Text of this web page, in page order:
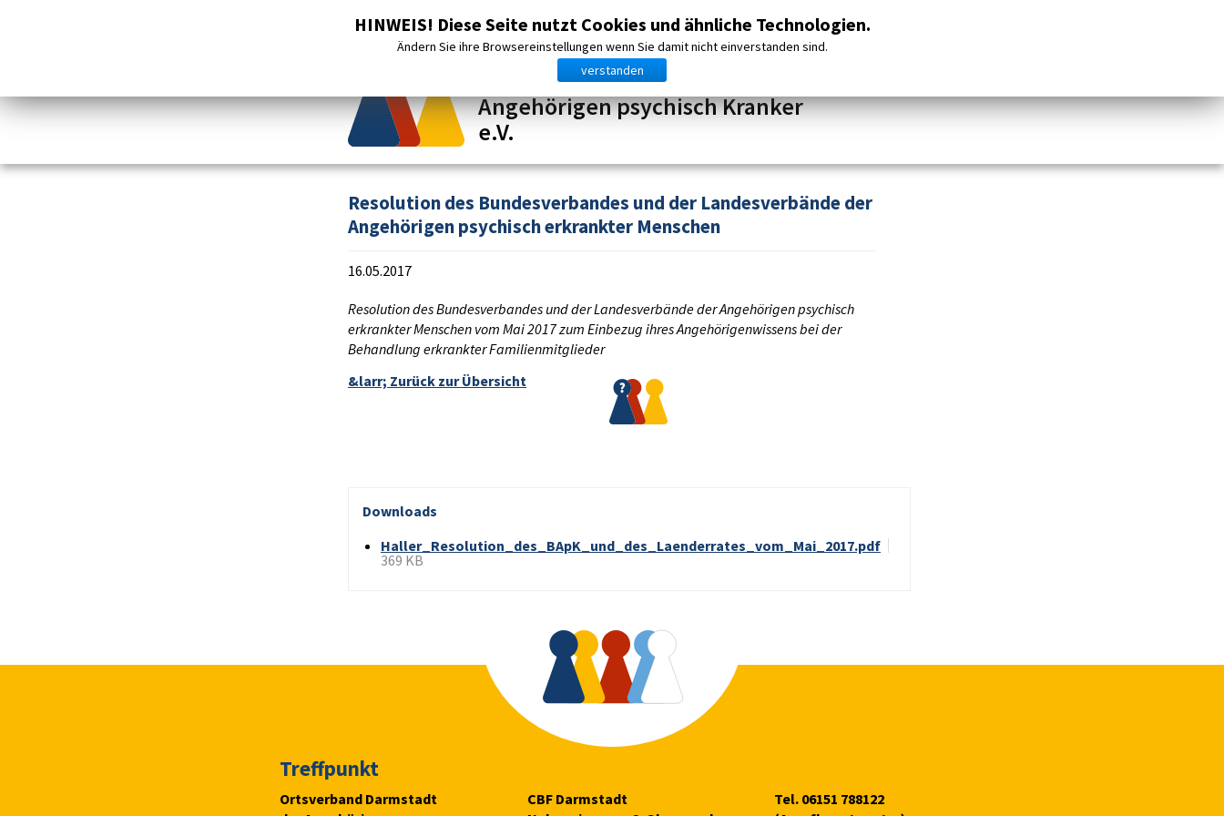
Gespräche & Termine Wir über uns Literatur Wichtige Adressen Kontakt und Anfahrt
Ortsverband Darmstadt der
Angehörigen psychisch Kranker
e.V.
Resolution des Bundesverbandes und der Landesverbände der
Angehörigen psychisch erkrankter Menschen
16.05.2017
Resolution des Bundesverbandes und der Landesverbände der Angehörigen psychisch
erkrankter Menschen vom Mai 2017 zum Einbezug ihres Angehörigenwissens bei der
Behandlung erkrankter Familienmitglieder
&larr; Zurück zur Übersicht
Downloads
Haller_Resolution_des_BApK_und_des_Laenderrates_vom_Mai_2017.pdf
369 KB
Treffpunkt
Ortsverband Darmstadt
CBF Darmstadt
Tel. 06151 788122
HINWEIS! Diese Seite nutzt Cookies und ähnliche Technologien.
Ändern Sie ihre Browsereinstellungen wenn Sie damit nicht einverstanden sind.
verstanden